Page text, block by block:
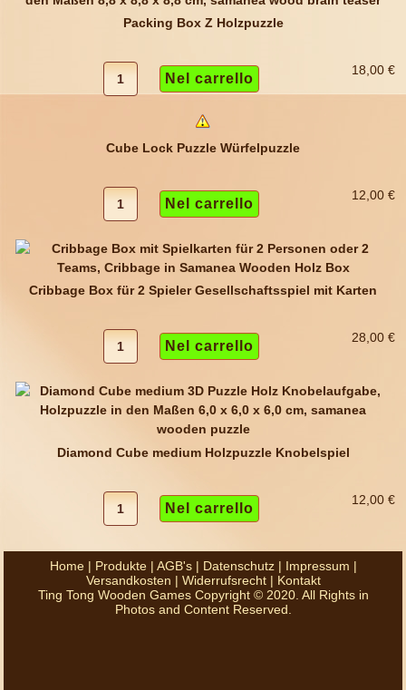
Packing Box Z Holzpuzzle
18,00 €
Cube Lock Puzzle Würfelpuzzle
12,00 €
Cribbage Box für 2 Spieler Gesellschaftsspiel mit Karten
28,00 €
Diamond Cube medium Holzpuzzle Knobelspiel
12,00 €
Home| Produkte| AGB's| Datenschutz| Impressum |
Versandkosten | Widerrufsrecht| Kontakt
Ting Tong Wooden Games Copyright © 2020. All Rights in
Photos and Content Reserved.